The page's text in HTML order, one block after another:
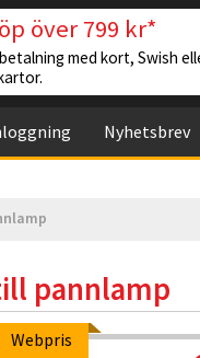
över 799 kr*
med kort, Swish
Nyhetsbrev
pannlamp
Webpris